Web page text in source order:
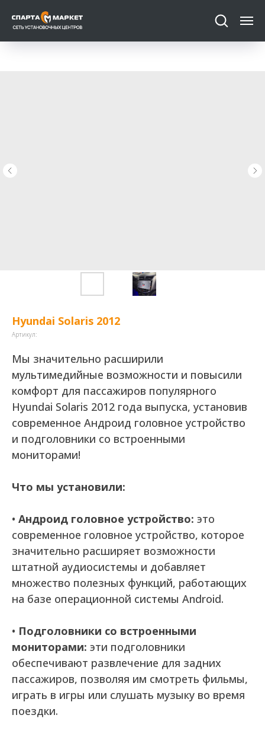
Hyundai Solaris 2012
Артикул:
Мы значительно расширили
мультимедийные возможности и повысили
комфорт для пассажиров популярного
Hyundai Solaris 2012 года выпуска, установив
современное Андроид головное устройство
и подголовники со встроенными
мониторами!
Что мы установили:
• Андроид головное устройство: это
современное головное устройство, которое
значительно расширяет возможности
штатной аудиосистемы и добавляет
множество полезных функций, работающих
на базе операционной системы Android.
• Подголовники со встроенными
мониторами: эти подголовники
обеспечивают развлечение для задних
пассажиров, позволяя им смотреть фильмы,
играть в игры или слушать музыку во время
поездки.